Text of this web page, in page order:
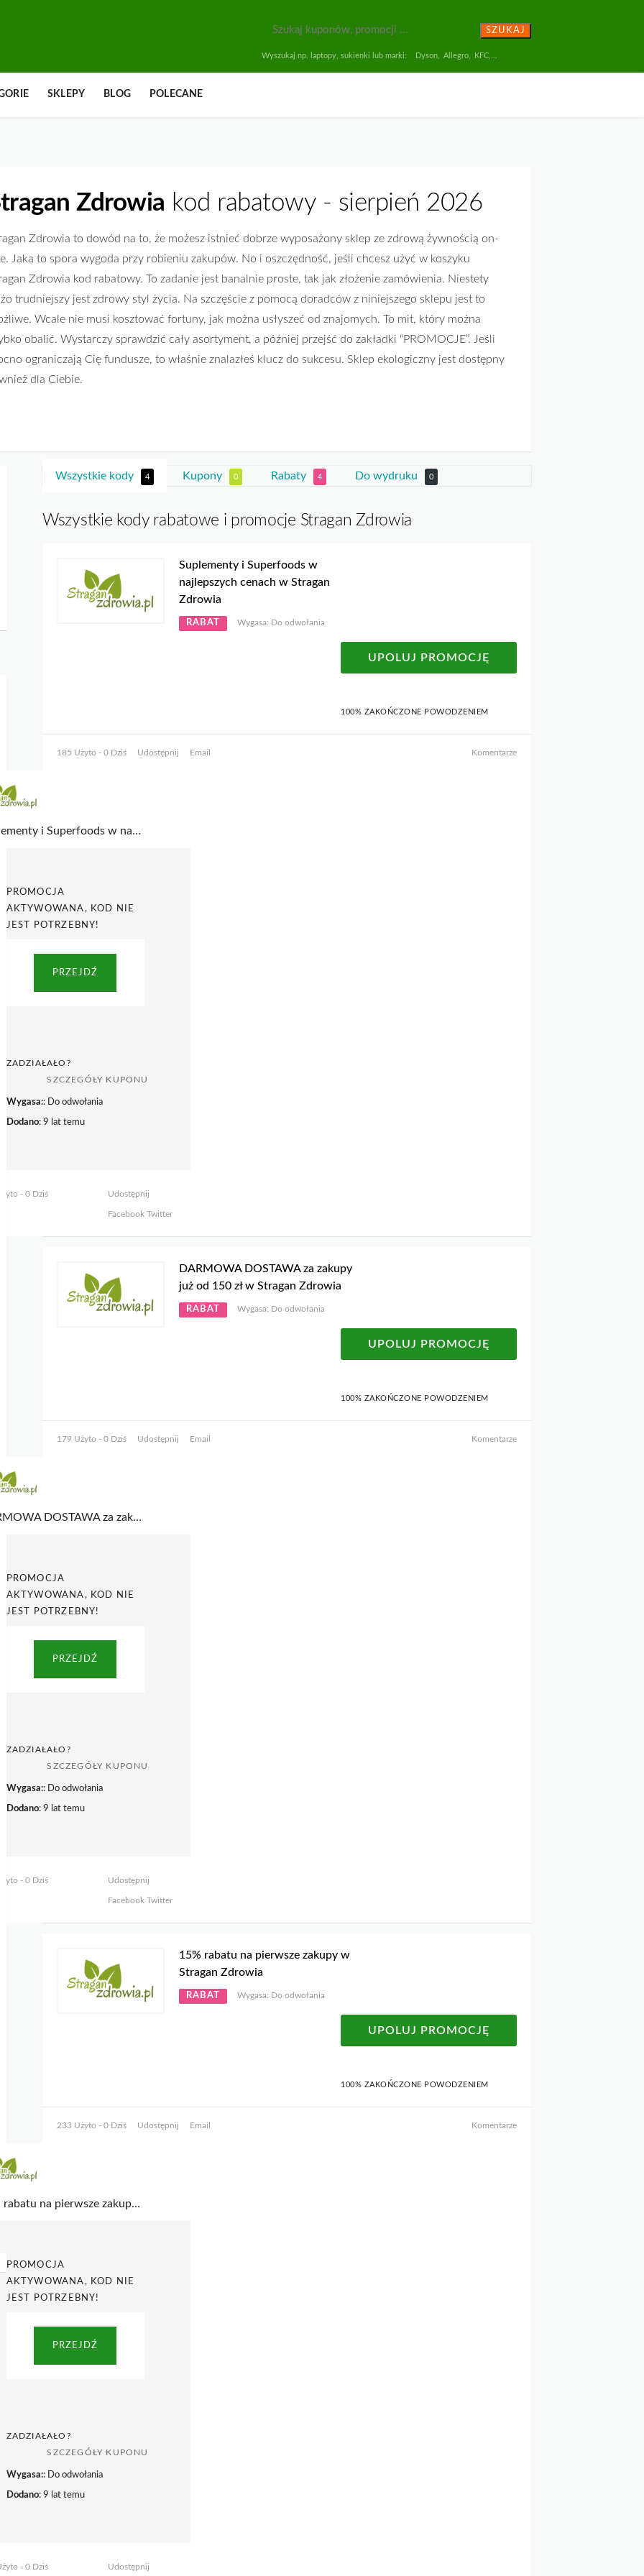
SZUKAJ
Wyszukaj np. laptopy, sukienki lub marki: Dyson Allegro KFC
SKLEPY BLOG POLECANE
Zdrowia kod rabatowy - sierpień 2026
Zdrowia to dowód na to, że możesz istnieć dobrze wyposażony sklep ze zdrową żywnością on-
Jaka to spora wygoda przy robieniu zakupów. No i oszczędność, jeśli chcesz użyć w koszyku
Zdrowia kod rabatowy. To zadanie jest banalnie proste, tak jak złożenie zamówienia. Niestety
trudniejszy jest zdrowy styl życia. Na szczęście z pomocą doradców z niniejszego sklepu jest to
Wcale nie musi kosztować fortuny, jak można usłyszeć od znajomych. To mit, który można
obalić. Wystarczy sprawdzić cały asortyment, a później przejść do zakładki “PROMOCJE”. Jeśli
ograniczają Cię fundusze, to właśnie znalazłeś klucz do sukcesu. Sklep ekologiczny jest dostępny
dla Ciebie.
Wszystkie kody 4 Kupony 0 Rabaty 4 Do wydruku 0
Wszystkie kody rabatowe i promocje Stragan Zdrowia
Suplementy i Superfoods w
najlepszych cenach w Stragan
Zdrowia
RABAT Wygasa: Do odwołania
UPOLUJ PROMOCJĘ
100% ZAKOŃCZONE POWODZENIEM
185 Użyto - 0 Dziś Udostępnij Email Komentarze
Suplementy i Superfoods w najlepszych cenach w Stragan Zdrowia
PROMOCJA
AKTYWOWANA, KOD NIE
JEST POTRZEBNY!
PRZEJDŹ
ZADZIAŁAŁO?
SZCZEGÓŁY KUPONU
Wygasa:: Do odwołania
Dodano: 9 lat temu
- 0 Dziś Udostępnij
FacebookTwitter
DARMOWA DOSTAWA za zakupy
już od 150 zł w Stragan Zdrowia
RABAT Wygasa: Do odwołania
UPOLUJ PROMOCJĘ
100% ZAKOŃCZONE POWODZENIEM
179 Użyto - 0 Dziś Udostępnij Email Komentarze
DARMOWA DOSTAWA za zakupy już od 150 zł w Stragan Zdrowia
PROMOCJA
AKTYWOWANA, KOD NIE
JEST POTRZEBNY!
PRZEJDŹ
ZADZIAŁAŁO?
SZCZEGÓŁY KUPONU
Wygasa:: Do odwołania
Dodano: 9 lat temu
- 0 Dziś Udostępnij
FacebookTwitter
15% rabatu na pierwsze zakupy w
Stragan Zdrowia
RABAT Wygasa: Do odwołania
UPOLUJ PROMOCJĘ
100% ZAKOŃCZONE POWODZENIEM
233 Użyto - 0 Dziś Udostępnij Email Komentarze
15% rabatu na pierwsze zakupy w Stragan Zdrowia
PROMOCJA
AKTYWOWANA, KOD NIE
JEST POTRZEBNY!
PRZEJDŹ
ZADZIAŁAŁO?
SZCZEGÓŁY KUPONU
Wygasa:: Do odwołania
Dodano: 9 lat temu
- 0 Dziś Udostępnij